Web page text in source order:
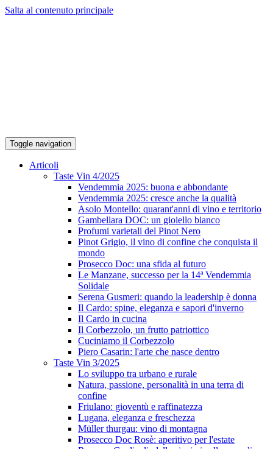
Salta al contenuto principale
Toggle navigation
Articoli
Taste Vin 4/2025
Vendemmia 2025: buona e abbondante
Vendemmia 2025: cresce anche la qualità
Asolo Montello: quarant'anni di vino e territorio
Gambellara DOC: un gioiello bianco
Profumi varietali del Pinot Nero
Pinot Grigio, il vino di confine che conquista il
mondo
Prosecco Doc: una sfida al futuro
Le Manzane, successo per la 14ª Vendemmia
Solidale
Serena Gusmeri: quando la leadership è donna
Il Cardo: spine, eleganza e sapori d'inverno
Il Cardo in cucina
Il Corbezzolo, un frutto patriottico
Cuciniamo il Corbezzolo
Piero Casarin: l'arte che nasce dentro
Taste Vin 3/2025
Lo sviluppo tra urbano e rurale
Natura, passione, personalità in una terra di
confine
Friulano: gioventù e raffinatezza
Lugana, eleganza e freschezza
Müller thurgau: vino di montagna
Prosecco Doc Rosè: aperitivo per l'estate